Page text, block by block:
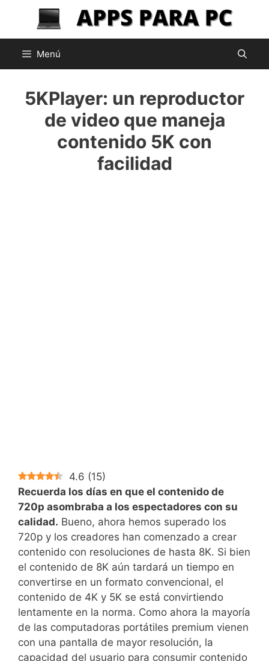
contenido
Menú
5KPlayer: un reproductor
de video que maneja
contenido 5K con
facilidad
4.6 (15)
Recuerda los días en que el contenido de
720p asombraba a los espectadores con su
calidad. Bueno, ahora hemos superado los
720p y los creadores han comenzado a crear
contenido con resoluciones de hasta 8K. Si bien
el contenido de 8K aún tardará un tiempo en
convertirse en un formato convencional, el
contenido de 4K y 5K se está convirtiendo
lentamente en la norma. Como ahora la mayoría
de las computadoras portátiles premium vienen
con una pantalla de mayor resolución, la
capacidad del usuario para consumir contenido